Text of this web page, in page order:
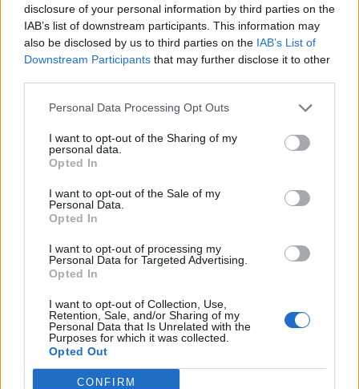
disclosure of your personal information by third parties on the
IAB’s list of downstream participants. This information may
also be disclosed by us to third parties on the IAB’s List of
Downstream Participants that may further disclose it to other
Personal Data Processing Opt Outs
I want to opt-out of the Sharing of my
personal data.
Opted In
I want to opt-out of the Sale of my
Personal Data.
Opted In
I want to opt-out of processing my
Personal Data for Targeted Advertising.
Opted In
I want to opt-out of Collection, Use,
Retention, Sale, and/or Sharing of my
Personal Data that Is Unrelated with the
Purposes for which it was collected.
Opted Out
CONFIRM
Γεράσιμος Βουδούρης: Μέτρα πρόληψης των
μαθητών κατα του Covid-19 και της Γρίπης Α
και Β
αύξηση των κρουσμάτων του κορονοϊού και της γρίπης
τύπου Α και Β. Η έξαρση αυτή...